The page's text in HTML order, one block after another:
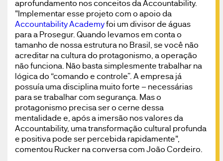
aprofundamento nos conceitos da Accountability.
"Implementar esse projeto com o apoio da
Accountability Academyfoi um divisor de águas
para a Prosegur. Quando levamos em conta o
tamanho de nossa estrutura no Brasil, se você não
acreditar na cultura do protagonismo, a operação
não funciona. Não basta simplesmente trabalhar na
lógica do “comando e controle”. A empresa já
possuía uma disciplina muito forte – necessárias
para se trabalhar com segurança. Mas o
protagonismo precisa ser o cerne dessa
mentalidade e, após a imersão nos valores da
Accountability, uma transformação cultural profunda
e positiva pode ser percebida rapidamente",
comentou Rucker na conversa com João Cordeiro.